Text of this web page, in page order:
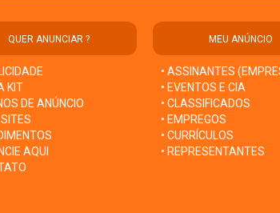
QUER ANUNCIAR ?
KIT
DE ANÚNCIO
AQUI
MEU ANÚNCIO
• ASSINANTES
• EVENTOS E CIA
• CLASSIFICADOS
• EMPREGOS
• CURRÍCULOS
• REPRESENTANTES